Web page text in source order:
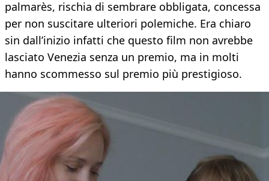
palmarès, rischia di sembrare obbligata, concessa
per non suscitare ulteriori polemiche. Era chiaro
sin dall’inizio infatti che questo film non avrebbe
lasciato Venezia senza un premio, ma in molti
hanno scommesso sul premio più prestigioso.